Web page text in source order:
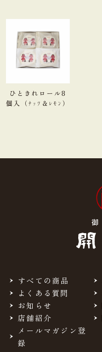
ひときれロール8
個入（ﾅｯﾂ＆ﾚﾓﾝ）
すべての商品
よくある質問
お知らせ
店舗紹介
メールマガジン登
録